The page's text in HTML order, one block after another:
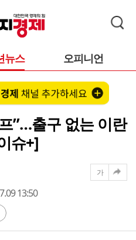
뉴스 오피니언
”…출구 없는 이란
슈+]
13:50
가